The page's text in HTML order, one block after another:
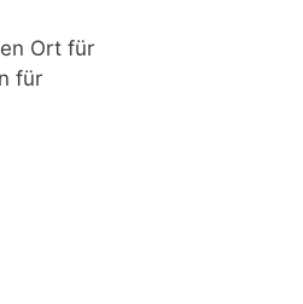
Ort für
für